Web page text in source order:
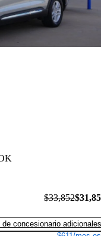
$33,852
concesionario adicionales